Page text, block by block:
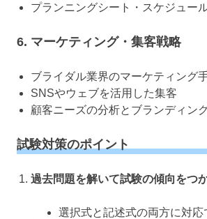
プランニングシート・スケジュー
6. マーケティング・集客戦略
ブライダル業界のマーケティング
SNSやウェブを活用した集客
顧客ニーズの分析とブランディン
試験対策のポイント
過去問題を解いて試験の傾向をつ
選択式と記述式の両方に対応